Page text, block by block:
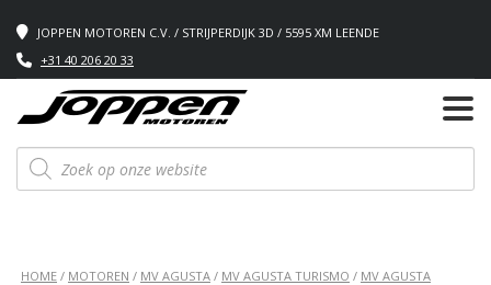
JOPPEN MOTOREN C.V. / STRIJPERDIJK 3D / 5595 XM LEENDE
+31 40 206 20 33
Producten
zoeken
HOME / MOTOREN / MV AGUSTA / MV AGUSTA TURISMO / MV AGUSTA